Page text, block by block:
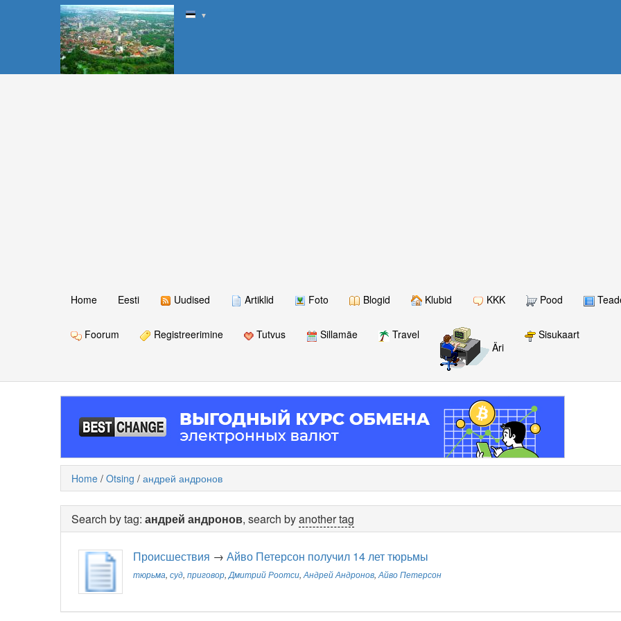
▼
Home Eesti Uudised Artiklid Foto Blogid Klubid KKK Pood
Foorum Registreerimine Tutvus Sillamäe
Travel
Äri
Sisukaart
Home / Otsing / андрей андронов
Search by tag: андрей андронов, search byanother tag
Происшествия → Айво Петерсон получил 14 лет тюрьмы
тюрьма, суд, приговор,Дмитрий Роотси,Андрей Андронов,Айво Петерсон